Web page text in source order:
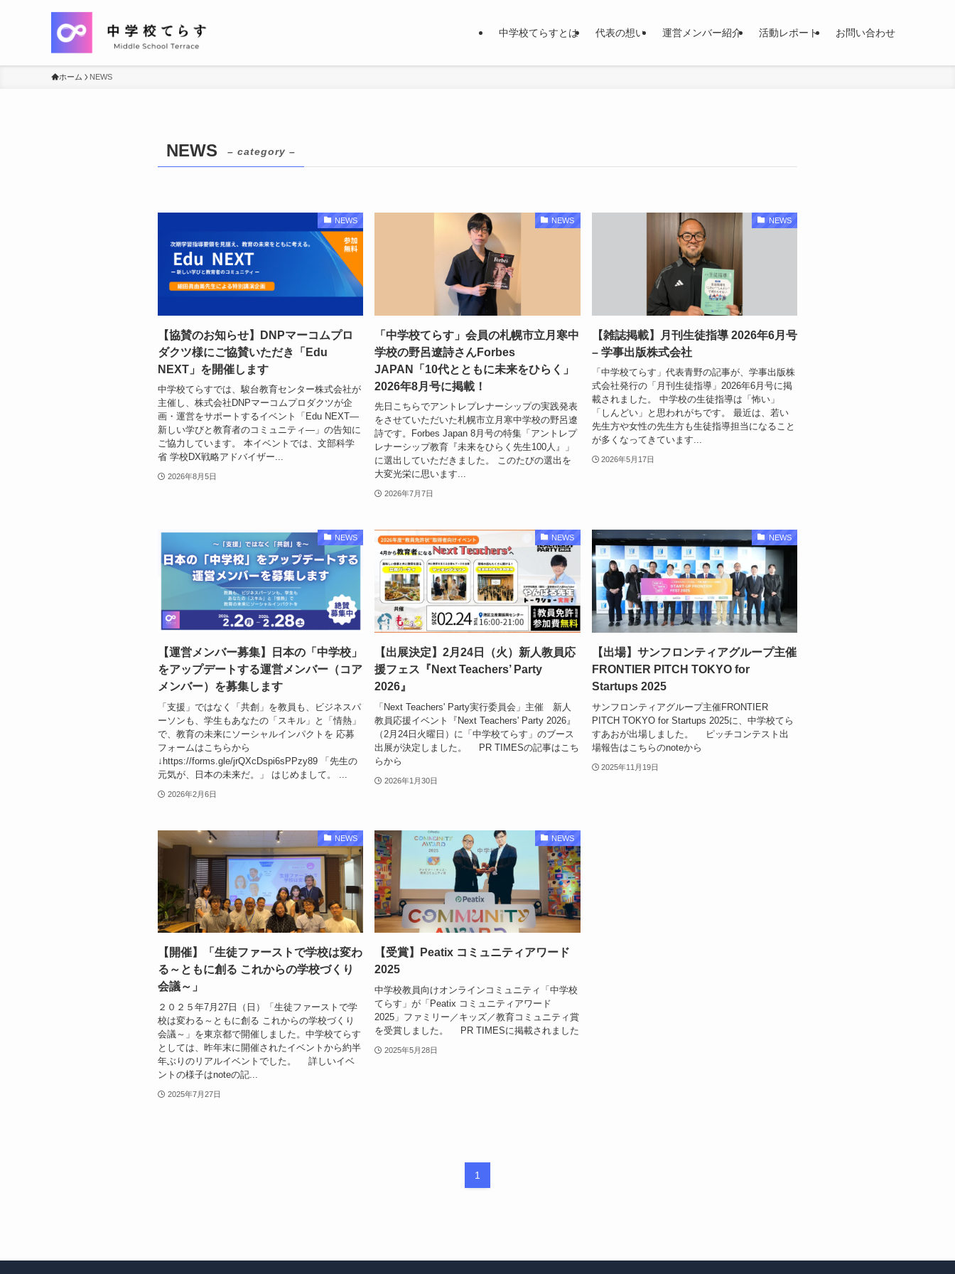
中学校てらすとは 代表の想い 運営メンバー紹介 活動レポート お問い合わせ
ホーム NEWS
NEWS – category –
NEWS
【協賛のお知らせ】DNPマーコムプロ
ダクツ様にご協賛いただき「Edu
NEXT」を開催します
中学校てらすでは、駿台教育センター株式会社が
主催し、株式会社DNPマーコムプロダクツが企
画・運営をサポートするイベント「Edu NEXT―
新しい学びと教育者のコミュニティ―」の告知に
ご協力しています。 本イベントでは、文部科学
省 学校DX戦略アドバイザー...
2026年8月5日
NEWS
「中学校てらす」会員の札幌市立月寒中
学校の野呂遼詩さんForbes
JAPAN「10代とともに未来をひらく」
2026年8月号に掲載！
先日こちらでアントレプレナーシップの実践発表
をさせていただいた札幌市立月寒中学校の野呂遼
詩です。Forbes Japan 8月号の特集「アントレプ
レナーシップ教育『未来をひらく先生100人』」
に選出していただきました。 このたびの選出を
大変光栄に思います...
2026年7月7日
NEWS
【雑誌掲載】月刊生徒指導 2026年6月号
– 学事出版株式会社
「中学校てらす」代表青野の記事が、学事出版株
式会社発行の「月刊生徒指導」2026年6月号に掲
載されました。 中学校の生徒指導は「怖い」
「しんどい」と思われがちです。 最近は、若い
先生方や女性の先生方も生徒指導担当になること
が多くなってきています...
2026年5月17日
NEWS
【運営メンバー募集】日本の「中学校」
をアップデートする運営メンバー（コア
メンバー）を募集します
「支援」ではなく「共創」を教員も、ビジネスパ
ーソンも、学生もあなたの「スキル」と「情熱」
で、教育の未来にソーシャルインパクトを 応募
フォームはこちらから
↓https://forms.gle/jrQXcDspi6sPPzy89 「先生の
元気が、日本の未来だ。」 はじめまして。 ...
2026年2月6日
NEWS
【出展決定】2月24日（火）新人教員応
援フェス『Next Teachers’ Party
2026』
「Next Teachers' Party実行委員会」主催 新人
教員応援イベント『Next Teachers' Party 2026』
（2月24日火曜日）に「中学校てらす」のブース
出展が決定しました。 PR TIMESの記事はこち
らから
2026年1月30日
NEWS
【出場】サンフロンティアグループ主催
FRONTIER PITCH TOKYO for
Startups 2025
サンフロンティアグループ主催FRONTIER
PITCH TOKYO for Startups 2025に、中学校てら
すあおが出場しました。 ピッチコンテスト出
場報告はこちらのnoteから
2025年11月19日
NEWS
【開催】「生徒ファーストで学校は変わ
る～ともに創る これからの学校づくり
会議～」
２０２５年7月27日（日）「生徒ファーストで学
校は変わる～ともに創る これからの学校づくり
会議～」を東京都で開催しました。中学校てらす
としては、昨年末に開催されたイベントから約半
年ぶりのリアルイベントでした。 詳しいイベ
ントの様子はnoteの記...
2025年7月27日
NEWS
【受賞】Peatix コミュニティアワード
2025
中学校教員向けオンラインコミュニティ「中学校
てらす」が「Peatix コミュニティアワード
2025」ファミリー／キッズ／教育コミュニティ賞
を受賞しました。 PR TIMESに掲載されました
2025年5月28日
1